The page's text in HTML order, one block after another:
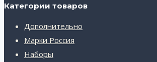
Категории товаров
Дополнительно
Марки Россия
Наборы